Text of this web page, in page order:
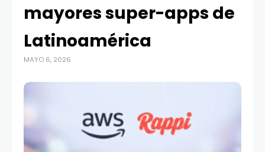
mayores super-apps de
Latinoamérica
MAYO 6, 2026